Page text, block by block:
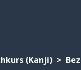
(Kanji)